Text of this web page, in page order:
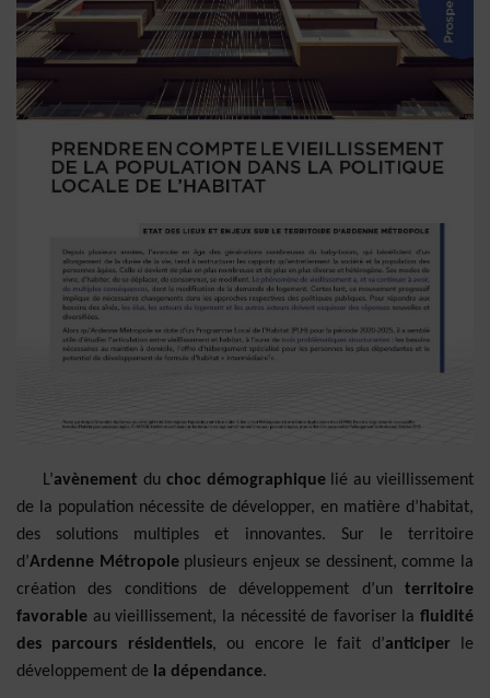
L’avènement du choc démographiquelié au vieillissement
de la population nécessite de développer, en matière d’habitat,
des solutions multiples et innovantes. Sur le territoire
d’Ardenne Métropoleplusieurs enjeux se dessinent, comme la
création des conditions de développement d’unterritoire
favorable au vieillissement, la nécessité de favoriser la fluidité
des parcours résidentiels, ou encore le fait d’anticiper
le
développement de la dépendance.